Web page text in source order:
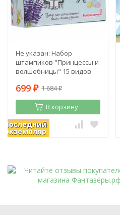
Последний
экземпляр
Не указан: Набор
штампиков "Принцессы и
волшебницы" 15 видов
699 ₽ 1 684₽
В корзину
В наличии